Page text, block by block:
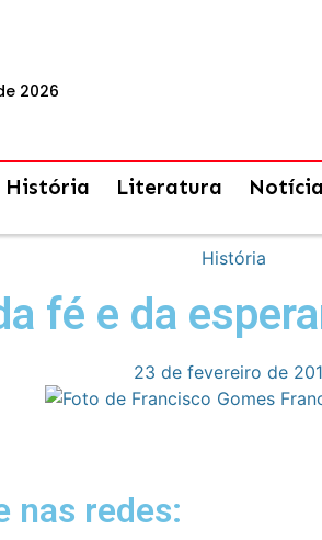
2026
História Literatura
História
fé e da
23 de fevereiro de
nas redes: